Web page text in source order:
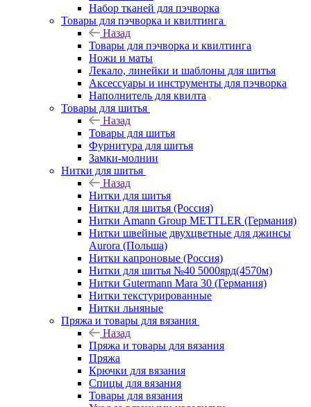
Набор тканей для пэчворка
Товары для пэчворка и квилтинга
Назад
Товары для пэчворка и квилтинга
Ножи и маты
Лекало, линейки и шаблоны для шитья
Аксессуары и инструменты для пэчворка
Наполнитель для квилта
Товары для шитья
Назад
Товары для шитья
Фурнитура для шитья
Замки-молнии
Нитки для шитья
Назад
Нитки для шитья
Нитки для шитья (Россия)
Нитки Amann Group METTLER (Германия)
Нитки швейные двухцветные для джинсы
Aurora (Польша)
Нитки капроновые (Россия)
Нитки для шитья №40 5000ярд(4570м)
Нитки Gutermann Mara 30 (Германия)
Нитки текстурированные
Нитки льняные
Пряжа и товары для вязания
Назад
Пряжа и товары для вязания
Пряжа
Крючки для вязания
Спицы для вязания
Товары для вязания